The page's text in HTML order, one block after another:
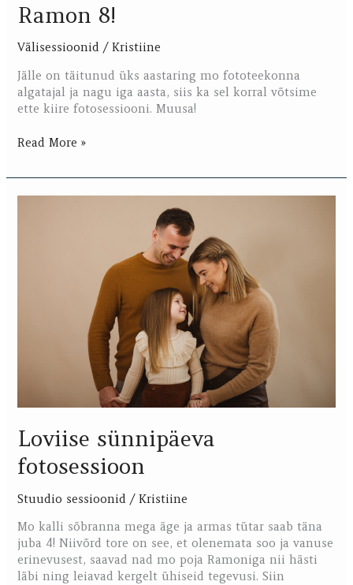
Ramon 8!
Välisessioonid /Kristiine
Jälle on täitunud üks aastaring mo fototeekonna
algatajal ja nagu iga aasta, siis ka sel korral võtsime
ette kiire fotosessiooni. Muusa!
Read More »
Loviise sünnipäeva
fotosessioon
Stuudio sessioonid /Kristiine
Mo kalli sõbranna mega äge ja armas tütar saab täna
juba 4! Niivõrd tore on see, et olenemata soo ja vanuse
erinevusest, saavad nad mo poja Ramoniga nii hästi
läbi ning leiavad kergelt ühiseid tegevusi. Siin